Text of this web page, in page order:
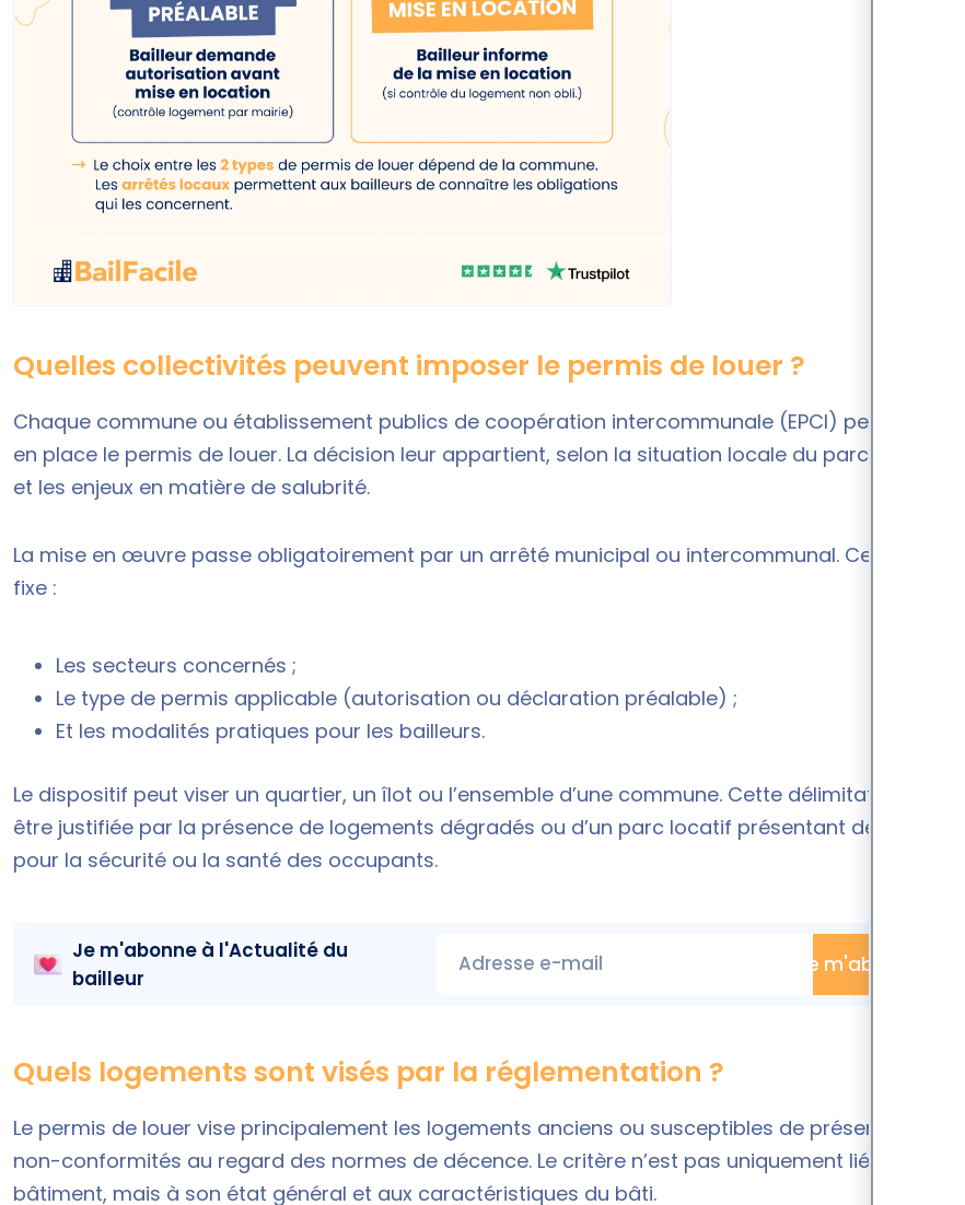
Quelles collectivités peuvent imposer le permis de louer ?
Chaque commune ou établissement publics de coopération intercommunale (EPCI) peut mettre
en place le permis de louer. La décision leur appartient, selon la situation locale du parc immobilier
et les enjeux en matière de salubrité.
La mise en œuvre passe obligatoirement par un arrêté municipal ou intercommunal. Cet arrêté
fixe :
Les secteurs concernés ;
Le type de permis applicable (autorisation ou déclaration préalable) ;
Et les modalités pratiques pour les bailleurs.
Le dispositif peut viser un quartier, un îlot ou l’ensemble d’une commune. Cette délimitation doit
être justifiée par la présence de logements dégradés ou d’un parc locatif présentant des risques
pour la sécurité ou la santé des occupants.
Je m'abonne à l'Actualité du
bailleur
Adresse e-mail Je m'abonne
Quels logements sont visés par la réglementation ?
Le permis de louer vise principalement les logements anciens ou susceptibles de présenter des
non-conformités au regard des normes de décence. Le critère n’est pas uniquement lié à l’âge du
bâtiment, mais à son état général et aux caractéristiques du bâti.